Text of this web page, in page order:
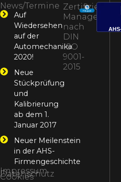
News/Termine
Auf
Wiedersehen
auf der
Automechanika
2020!
Neue
Stückprüfung
und
Kalibrierung
ab dem 1.
Januar 2017
Neuer Meilenstein
in der AHS-
Firmengeschichte
Impressum
Datenschutz
Cookies
Zertifiziertes
nach
DIN
ISO
9001-
2015